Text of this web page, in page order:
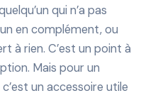
qui n’a pas
en complément, ou
à rien. C’est un point à
Mais pour un
un accessoire utile